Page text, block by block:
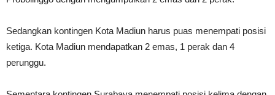
Sedangkan kontingen Kota Madiun harus puas menempati posisi
ketiga. Kota Madiun mendapatkan 2 emas, 1 perak dan 4
perunggu.